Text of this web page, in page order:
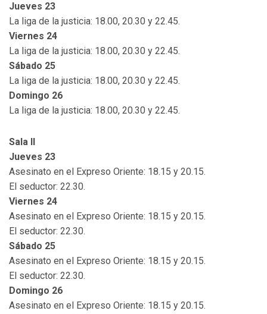
Jueves 23
La liga de la justicia: 18.00, 20.30 y 22.45.
Viernes 24
La liga de la justicia: 18.00, 20.30 y 22.45.
Sábado 25
La liga de la justicia: 18.00, 20.30 y 22.45.
Domingo 26
La liga de la justicia: 18.00, 20.30 y 22.45.
Sala II
Jueves 23
Asesinato en el Expreso Oriente: 18.15 y 20.15.
El seductor: 22.30.
Viernes 24
Asesinato en el Expreso Oriente: 18.15 y 20.15.
El seductor: 22.30.
Sábado 25
Asesinato en el Expreso Oriente: 18.15 y 20.15.
El seductor: 22.30.
Domingo 26
Asesinato en el Expreso Oriente: 18.15 y 20.15.